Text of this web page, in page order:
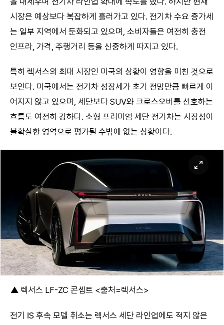
시장은 예상보다 복잡하게 흘러가고 있다. 전기차 수요 증가세
는 일부 지역에서 둔화되고 있으며, 소비자들은 여전히 충전
인프라, 가격, 주행거리 등을 신중하게 따지고 있다.
특히 렉서스의 최대 시장인 미국의 상황이 영향을 미친 것으로
보인다. 미국에서는 전기차 성장세가 초기 전망만큼 빠르게 이
어지지 않고 있으며, 세단보다 SUV와 크로스오버를 선호하는
흐름도 여전히 강하다. 소형 프리미엄 세단 전기차는 시장성이
불확실한 영역으로 평가될 수밖에 없는 상황이다.
▲ 렉서스 LF-ZC 콘셉트 <출처=렉서스>
전기 IS 후속 모델 취소는 렉서스 세단 라인업에도 적지 않은